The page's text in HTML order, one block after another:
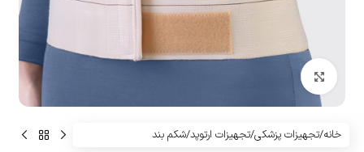
بزرگنمایی تصویر
خانه/تجهیزات پزشکی/تجهیزات ارتوپد/شکم بند